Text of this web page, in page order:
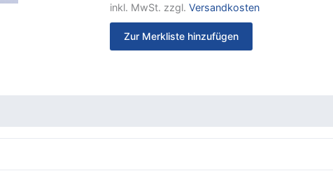
inkl. MwSt. zzgl. Versandkosten
Zur Merkliste hinzufügen